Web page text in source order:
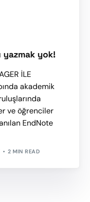
yazmak yok!
İLE
akademik
ve öğrenciler
EndNote
2 MIN READ